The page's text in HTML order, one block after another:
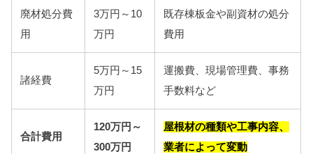
廃材処分費
用
3万円～10
万円
既存棟板金や副資材の処分
費用
諸経費
5万円～15
万円
運搬費、現場管理費、事務
手数料など
合計費用
120万円～
300万円
屋根材の種類や工事内容、
業者によって変動